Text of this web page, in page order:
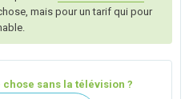
mais pour un tarif qui pour
sans la télévision ?